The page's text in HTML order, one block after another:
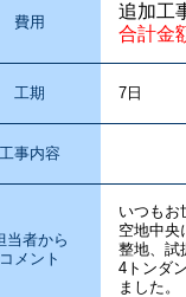
費用
追加工
合計金
工期 7日
工事内容
当者から
コメント
いつもお
空地中央
整地、試
4トンダ
ました。